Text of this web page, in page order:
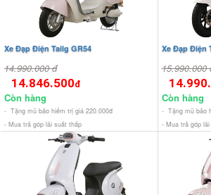
Xe Đạp Điện Tailg GR54
14.990.000 đ
14.846.500đ
Còn hàng
- Tặng mũ bảo hiểm trị giá 220.000đ
- Mua trả góp lãi suất thấp
Xe Đạp Điện
15.990.000
Còn hàng
- Tặng mũ bảo
- Mua trả góp